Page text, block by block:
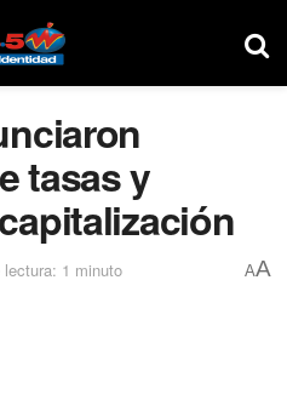
tasas y
1 minuto AA